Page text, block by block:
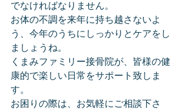
でなければなりません。
お体の不調を来年に持ち越さないよ
う、今年のうちにしっかりとケアをし
ましょうね。
くまみファミリー接骨院が、皆様の健
康的で楽しい日常をサポート致しま
す。
お困りの際は、お気軽にご相談下さ